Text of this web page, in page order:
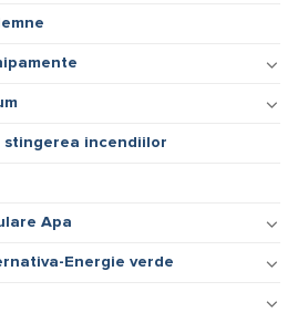
stingerea incendiilor
Apa
Energie verde